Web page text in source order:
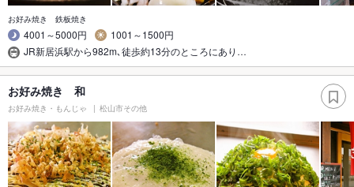
お好み焼き 鉄板焼き
4001～5000円
1001～1500円
JR新居浜駅から982m､徒歩約13分のところにあり…
お好み焼き 和
お好み焼き・もんじゃ 松山市その他